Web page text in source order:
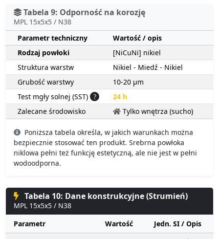
Tabela 9: Odporność na korozję
MPL 15x5x5 / N38
Parametr techniczny
Wartość / opis
Rodzaj powłoki
[NiCuNi] nikiel
Struktura warstw
Nikiel - Miedź - Nikiel
Grubość warstwy
10-20 µm
Test mgły solnej (SST) ?
24 h
Zalecane środowisko
Tylko wnętrza (sucho)
Poniższa tabela określa, w jakich warunkach można
bezpiecznie stosować ten produkt. Srebrna powłoka
niklowa pełni też funkcję estetyczną, ale nie jest w pełni
wodoodporna.
Tabela 10: Dane konstrukcyjne (Strumień)
MPL 15x5x5 / N38
Parametr
Wartość
Jedn. SI / Opis